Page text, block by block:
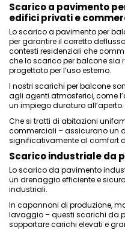
Scarico a pavimento
edifici privati e
Lo scarico a pavimento per
per garantire il corretto
contesti residenziali che
che lo scarico per balcone sia
progettato per l’uso esterno.
I nostri scarichi per balcone
agli agenti atmosferici, come
un impiego duraturo all’aperto.
Che si tratti di abitazioni
commerciali – assicurano un
significativamente al comfort
Scarico industriale da
Lo scarico da pavimento
un drenaggio efficiente e
industriali.
In capannoni di produzione,
lavaggio – questi scarichi da
sopportare carichi elevati e